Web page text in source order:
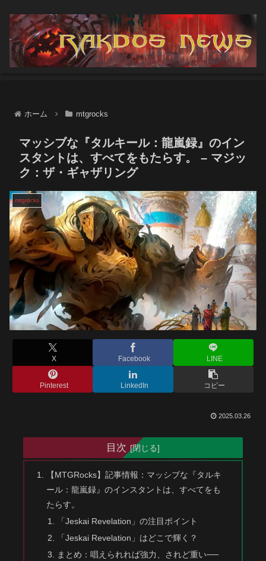
ホーム mtgrocks
マッシブな『タルキール：龍嵐録』のイン
スタントは、すべてをもたらす。 – マジッ
ク：ザ・ギャザリング
mtgrocks
X Facebook LINE
Pinterest LinkedIn コピー
2025.03.26
目次
【MTGRocks】記事情報：マッシブな『タルキ
ール：龍嵐録』のインスタントは、すべてをも
たらす。
「Jeskai Revelation」の注目ポイント
「Jeskai Revelation」はどこで輝く？
まとめ：唱えられれば強力、されど重い──